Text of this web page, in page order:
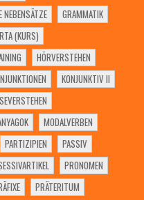
NEBENSÄTZE
GRAMMATIK
(KURS)
HÖRVERSTEHEN
KONJUNKTIV II
MODALVERBEN
PARTIZIPIEN
PASSIV
PRONOMEN
PRÄTERITUM